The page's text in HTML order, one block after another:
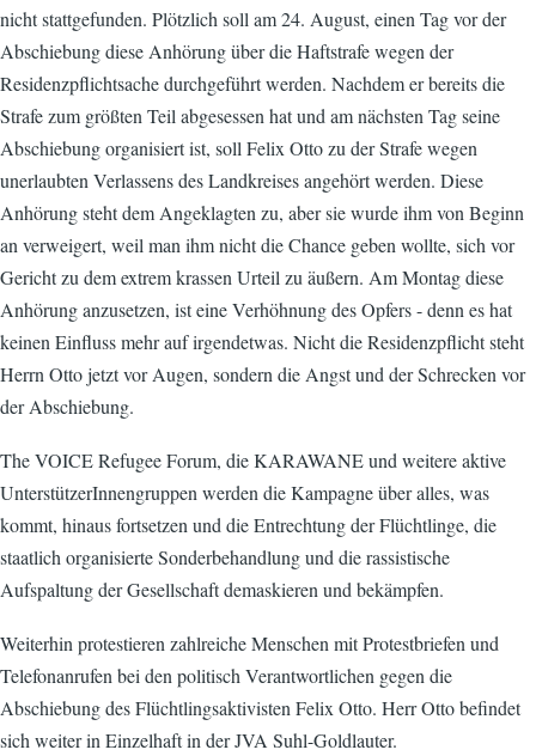
nicht stattgefunden. Plötzlich soll am 24. August, einen Tag vor der
Abschiebung diese Anhörung über die Haftstrafe wegen der
Residenzpflichtsache durchgeführt werden. Nachdem er bereits die
Strafe zum größten Teil abgesessen hat und am nächsten Tag seine
Abschiebung organisiert ist, soll Felix Otto zu der Strafe wegen
unerlaubten Verlassens des Landkreises angehört werden. Diese
Anhörung steht dem Angeklagten zu, aber sie wurde ihm von Beginn
an verweigert, weil man ihm nicht die Chance geben wollte, sich vor
Gericht zu dem extrem krassen Urteil zu äußern. Am Montag diese
Anhörung anzusetzen, ist eine Verhöhnung des Opfers - denn es hat
keinen Einfluss mehr auf irgendetwas. Nicht die Residenzpflicht steht
Herrn Otto jetzt vor Augen, sondern die Angst und der Schrecken vor
der Abschiebung.
The VOICE Refugee Forum, die KARAWANE und weitere aktive
UnterstützerInnengruppen werden die Kampagne über alles, was
kommt, hinaus fortsetzen und die Entrechtung der Flüchtlinge, die
staatlich organisierte Sonderbehandlung und die rassistische
Aufspaltung der Gesellschaft demaskieren und bekämpfen.
Weiterhin protestieren zahlreiche Menschen mit Protestbriefen und
Telefonanrufen bei den politisch Verantwortlichen gegen die
Abschiebung des Flüchtlingsaktivisten Felix Otto. Herr Otto befindet
sich weiter in Einzelhaft in der JVA Suhl-Goldlauter.